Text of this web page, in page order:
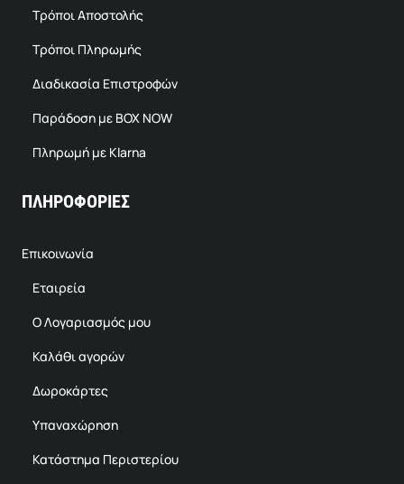
Τρόποι Αποστολής
Τρόποι Πληρωμής
Διαδικασία Επιστροφών
Παράδοση με BOX NOW
Πληρωμή με Klarna
ΠΛΗΡΟΦΟΡΙΕΣ
Επικοινωνία
Εταιρεία
Ο Λογαριασμός μου
Καλάθι αγορών
Δωροκάρτες
Υπαναχώρηση
Κατάστημα Περιστερίου